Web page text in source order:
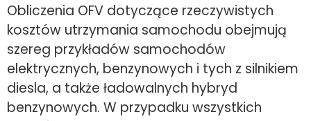
Obliczenia OFV dotyczące rzeczywistych
kosztów utrzymania samochodu obejmują
szereg przykładów samochodów
elektrycznych, benzynowych i tych z silnikiem
diesla, a także ładowalnych hybryd
benzynowych. W przypadku wszystkich